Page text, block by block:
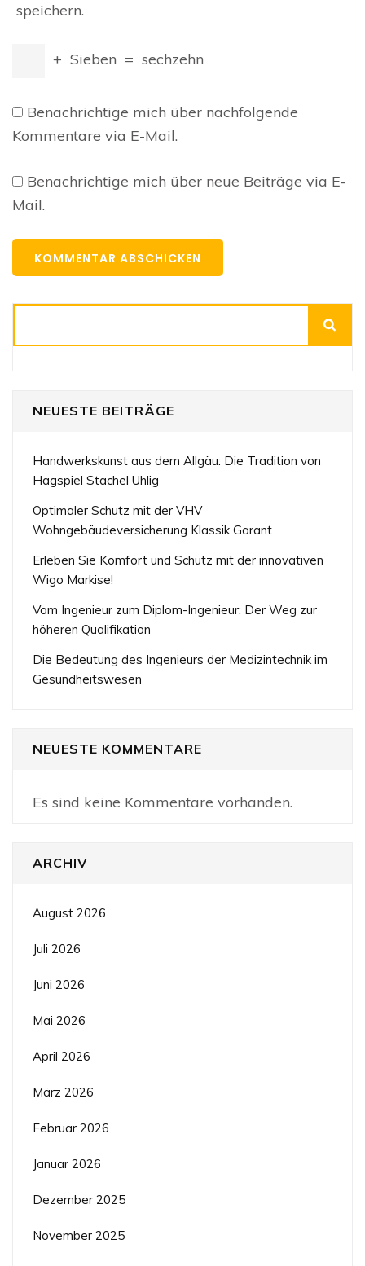
speichern.
+ Sieben = sechzehn
Benachrichtige mich über nachfolgende
Kommentare via E-Mail.
Benachrichtige mich über neue Beiträge via E-
Mail.
NEUESTE BEITRÄGE
Handwerkskunst aus dem Allgäu: Die Tradition von
Hagspiel Stachel Uhlig
Optimaler Schutz mit der VHV
Wohngebäudeversicherung Klassik Garant
Erleben Sie Komfort und Schutz mit der innovativen
Wigo Markise!
Vom Ingenieur zum Diplom-Ingenieur: Der Weg zur
höheren Qualifikation
Die Bedeutung des Ingenieurs der Medizintechnik im
Gesundheitswesen
NEUESTE KOMMENTARE
Es sind keine Kommentare vorhanden.
ARCHIV
August 2026
Juli 2026
Juni 2026
Mai 2026
April 2026
März 2026
Februar 2026
Januar 2026
Dezember 2025
November 2025